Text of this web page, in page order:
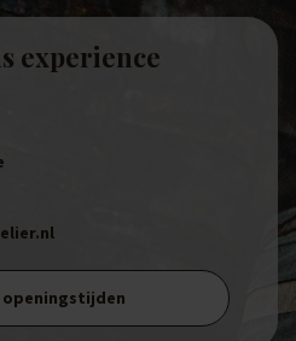
experience
openingstijden